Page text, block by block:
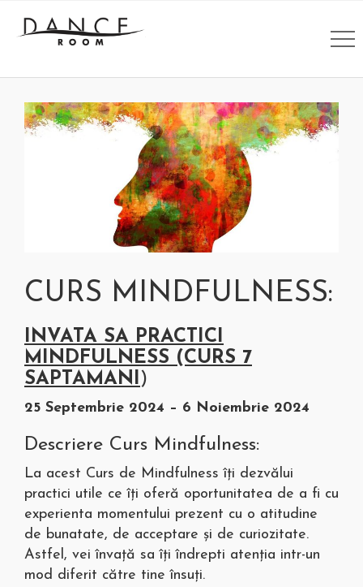
CURS MINDFULNESS:
INVATA SA PRACTICI
MINDFULNESS (CURS 7
SAPTAMANI )
25 Septembrie 2024 – 6 Noiembrie 2024
Descriere Curs Mindfulness:
La acest Curs de Mindfulness îți dezvălui
practici utile ce îți oferă oportunitatea de a fi cu
experienta momentului prezent cu o atitudine
de bunatate, de acceptare și de curiozitate.
Astfel, vei învață sa îți îndrepti atenția intr-un
mod diferit către tine însuți.